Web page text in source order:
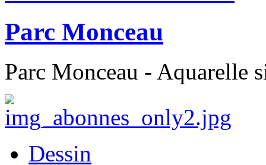
Parc Monceau
Parc Monceau - Aquarelle
Dessin